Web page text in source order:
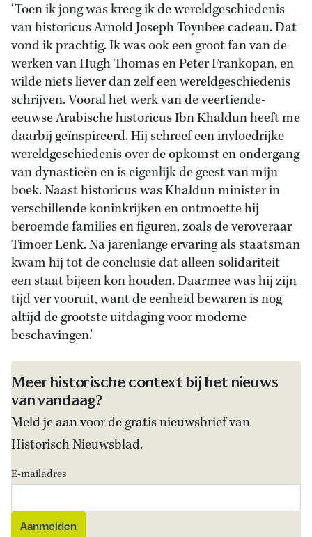
‘Toen ik jong was kreeg ik de wereldgeschiedenis
van historicus Arnold Joseph Toynbee cadeau. Dat
vond ik prachtig. Ik was ook een groot fan van de
werken van Hugh Thomas en Peter Frankopan, en
wilde niets liever dan zelf een wereldgeschiedenis
schrijven. Vooral het werk van de veertiende-
eeuwse Arabische historicus Ibn Khaldun heeft me
daarbij geïnspireerd. Hij schreef een invloedrijke
wereldgeschiedenis over de opkomst en ondergang
van dynastieën en is eigenlijk de geest van mijn
boek. Naast historicus was Khaldun minister in
verschillende koninkrijken en ontmoette hij
beroemde families en figuren, zoals de veroveraar
Timoer Lenk. Na jarenlange ervaring als staatsman
kwam hij tot de conclusie dat alleen solidariteit
een staat bijeen kon houden. Daarmee was hij zijn
tijd ver vooruit, want de eenheid bewaren is nog
altijd de grootste uitdaging voor moderne
beschavingen.’
Meer historische context bij het nieuws
van vandaag?
Meld je aan voor de gratis nieuwsbrief van
Historisch Nieuwsblad.
E-mailadres